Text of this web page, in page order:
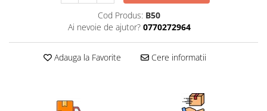
Cod Produs: B50
Ai nevoie de ajutor? 0770272964
Adauga la Favorite Cere informatii